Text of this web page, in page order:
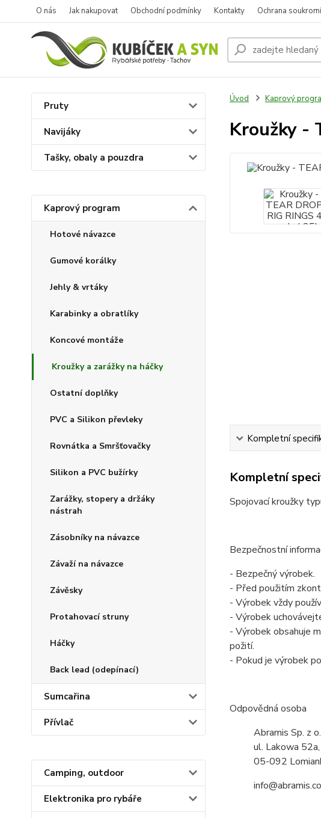
O nás Jak nakupovat Obchodní podmínky Kontakty Ochrana soukromí
Pruty
Navijáky
Tašky, obaly a pouzdra
Kaprový program
Hotové návazce
Gumové korálky
Jehly & vrtáky
Karabinky a obratlíky
Koncové montáže
Kroužky a zarážky na háčky
Ostatní doplňky
PVC a Silikon převleky
Rovnátka a Smršťovačky
Silikon a PVC bužírky
Zarážky, stopery a držáky
nástrah
Zásobníky na návazce
Závaží na návazce
Závěsky
Protahovací struny
Háčky
Back lead (odepínací)
Sumcařina
Přívlač
Camping, outdoor
Elektronika pro rybáře
Úvod Kaprový
Kroužky -
Kompletní
Kompletní
Spojovací kroužky
Bezpečnostní
- Bezpečný výrobek.
- Před použitím
- Výrobek vždy
- Výrobek
- Výrobek obsahuje
požití.
- Pokud je výrobek
Odpovědná osoba
Abramis Sp. z
ul. Lakowa 52a,
05-092